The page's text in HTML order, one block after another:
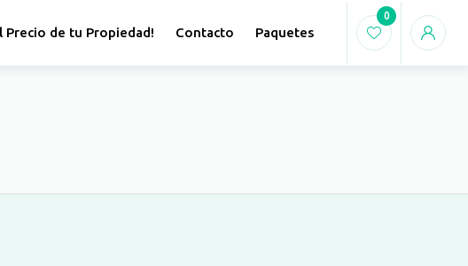
Precio de tu Propiedad! Contacto Paquetes
0